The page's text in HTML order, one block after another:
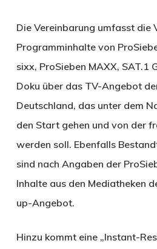
Die Vereinbarung umfasst die
Programminhalte von
sixx, ProSieben MAXX, SAT.1
Doku über das TV-Angebot
Deutschland, das unter dem
den Start gehen und von der
werden soll. Ebenfalls
sind nach Angaben der
Inhalte aus den Mediatheken
up-Angebot.
Hinzu kommt eine „Instant-